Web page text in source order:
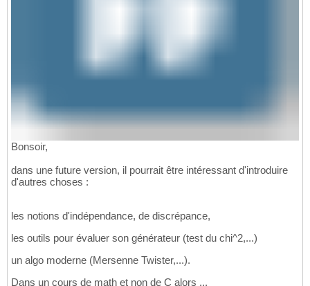
Bonsoir,
dans une future version, il pourrait être intéressant d'introduire
d'autres choses :
les notions d'indépendance, de discrépance,
les outils pour évaluer son générateur (test du chi^2,...)
un algo moderne (Mersenne Twister,...).
Dans un cours de math et non de C alors ...